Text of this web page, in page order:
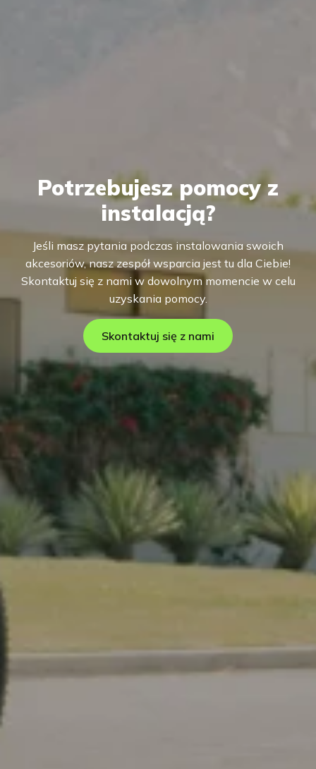
Potrzebujesz pomocy z
instalacją?
Jeśli masz pytania podczas instalowania swoich
akcesoriów, nasz zespół wsparcia jest tu dla Ciebie!
Skontaktuj się z nami w dowolnym momencie w celu
uzyskania pomocy.
Skontaktuj się z nami